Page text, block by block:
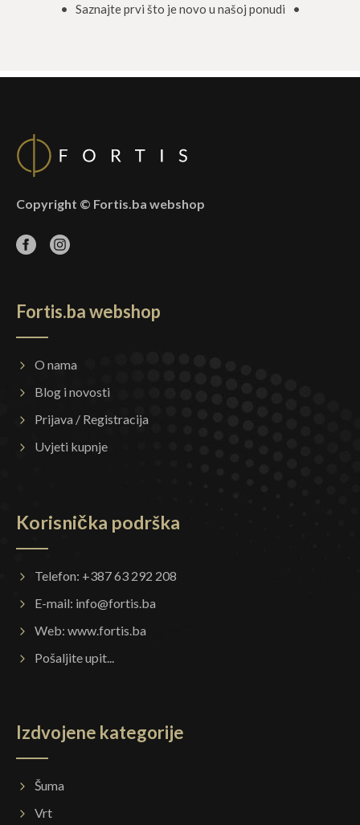
• Saznajte prvi što je novo u našoj ponudi •
Copyright © Fortis.ba webshop
Fortis.ba webshop
O nama
Blog i novosti
Prijava / Registracija
Uvjeti kupnje
Korisnička podrška
Telefon: +387 63 292 208
E-mail: info@fortis.ba
Web: www.fortis.ba
Pošaljite upit...
Izdvojene kategorije
Šuma
Vrt